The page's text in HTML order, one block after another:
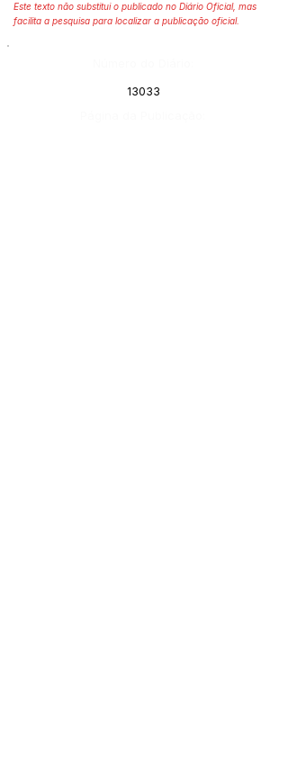
Este texto não substitui o publicado no Diário Oficial, mas
facilita a pesquisa para localizar a publicação oficial.
13033